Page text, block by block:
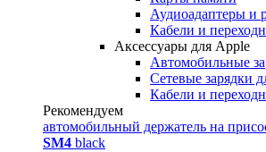
Аудиоадаптеры и
Кабели и
Аксессуары для Apple
Автомобильные
Сетевые зарядки
Кабели и
Рекомендуем
автомобильный держатель на
SM4 black